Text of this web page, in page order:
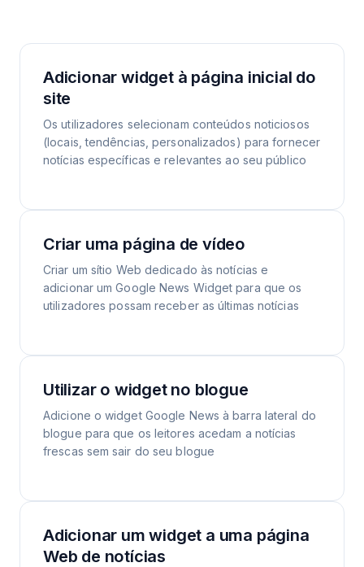
Adicionar widget à página inicial do
site
Os utilizadores selecionam conteúdos noticiosos
(locais, tendências, personalizados) para fornecer
notícias específicas e relevantes ao seu público
Criar uma página de vídeo
Criar um sítio Web dedicado às notícias e
adicionar um Google News Widget para que os
utilizadores possam receber as últimas notícias
Utilizar o widget no blogue
Adicione o widget Google News à barra lateral do
blogue para que os leitores acedam a notícias
frescas sem sair do seu blogue
Adicionar um widget a uma página
Web de notícias